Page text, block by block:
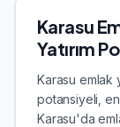
Karasu
Yatırım
Karasu emlak
potansiyeli,
Karasu'da